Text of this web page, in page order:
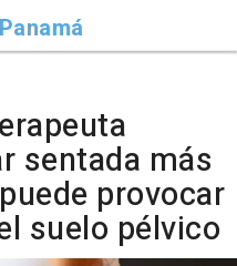
Panamá
sentada más
provocar
suelo pélvico